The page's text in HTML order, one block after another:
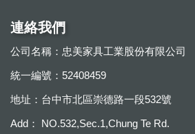
連絡我們
公司名稱：忠美家具工業股份有限公司
統一編號：52408459
地址：台中市北區崇德路一段532號
Add： NO.532,Sec.1,Chung Te Rd.